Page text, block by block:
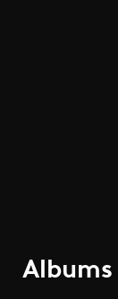
Albums